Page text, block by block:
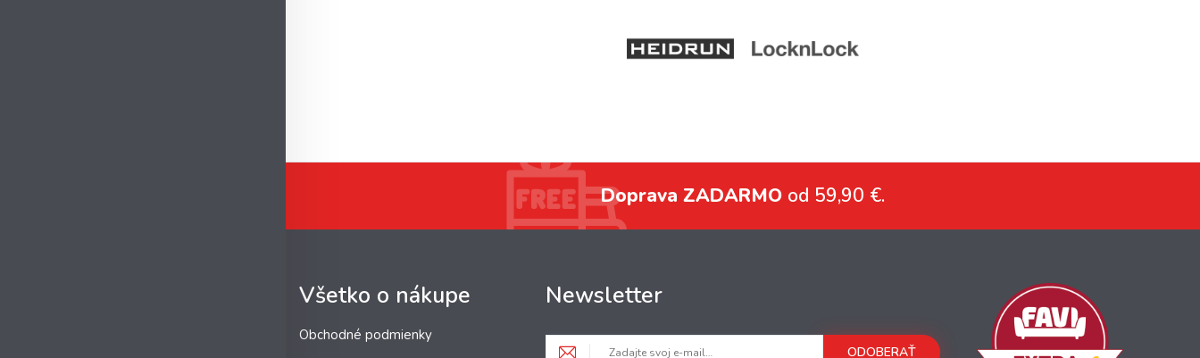
Doprava ZADARMO od 59,90 €.
Všetko o nákupe
Obchodné podmienky
Newsletter
ODOBERAŤ